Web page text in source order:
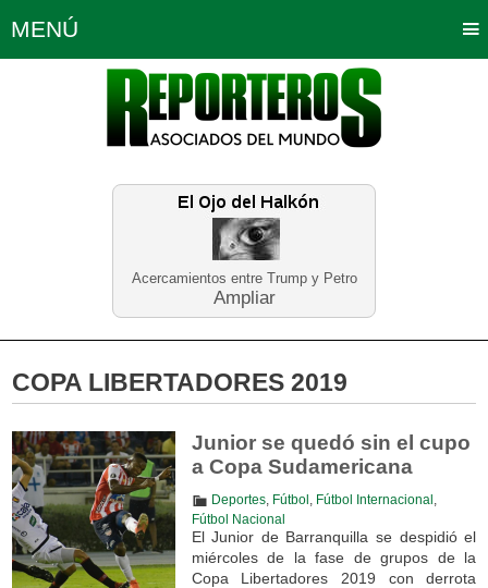
Acercamientos entre Trump y Petro
Ampliar
MENÚ
Política Opinión Bogotá
Planeta Tierra Deportes
Educación Neira
COPA LIBERTADORES 2019
Junior se quedó sin el cupo
a Copa Sudamericana
Deportes, Fútbol Fútbol Internacional
Fútbol Nacional
El Junior de Barranquilla se despidió el
miércoles de la fase de grupos de la
Copa Libertadores 2019 con derrota